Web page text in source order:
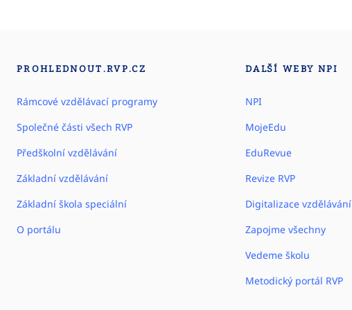
PROHLEDNOUT.RVP.CZ
Rámcové vzdělávací programy
Společné části všech RVP
Předškolní vzdělávání
Základní vzdělávání
Základní škola speciální
O portálu
DALŠÍ WEBY NPI
NPI
MojeEdu
EduRevue
Revize RVP
Digitalizace vzdělávání
Zapojme všechny
Vedeme školu
Metodický portál RVP